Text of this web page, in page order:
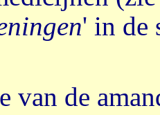
' in de
van de